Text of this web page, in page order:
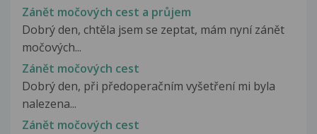
Zánět močových cest a průjem
Dobrý den, chtěla jsem se zeptat, mám nyní zánět
močových...
Zánět močových cest
Dobrý den, při předoperačním vyšetření mi byla
nalezena...
Zánět močových cest